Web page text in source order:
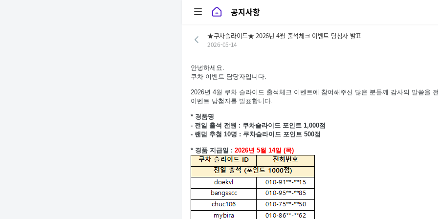
다운받기
공지사항
★쿠차슬라이드★ 2026년 4월 출석체크 이벤트 당첨자 발표
2026-05-14
안녕하세요.
쿠차 이벤트 담당자입니다.
2026년 4월 쿠차 슬라이드 출석체크 이벤트에 참여해주신 많은 분들께 감사의 말씀을
이벤트 당첨자를 발표합니다.
* 경품명
- 전일 출석 전원 : 쿠차슬라이드 포인트 1,000점
- 랜덤 추첨 10명 : 쿠차슬라이드 포인트 500점
* 경품 지급일 : 2026년 5월 14일 (목)